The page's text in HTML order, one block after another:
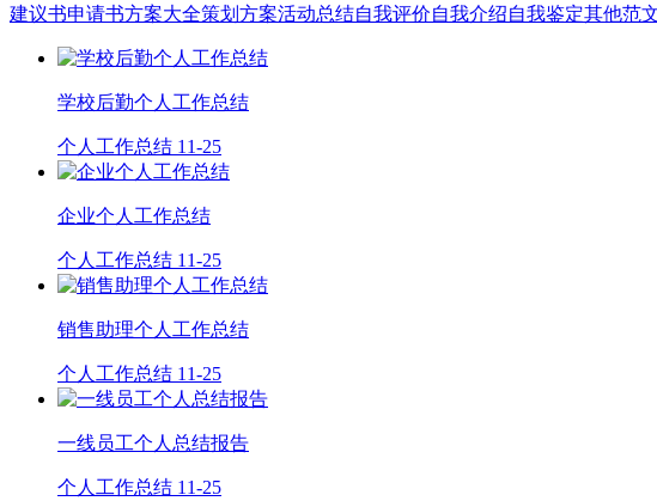
建议书申请书方案大全策划方案活动总结自我评价自我介绍自我鉴定其他范
学校后勤个人工作总结
个人工作总结 11-25
企业个人工作总结
个人工作总结 11-25
销售助理个人工作总结
个人工作总结 11-25
一线员工个人总结报告
个人工作总结 11-25